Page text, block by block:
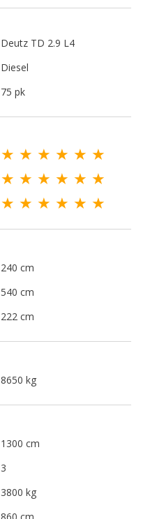
Deutz TD 2.9 L4
Diesel
75 pk
★ ★ ★ ★ ★ ★
★ ★ ★ ★ ★ ★
★ ★ ★ ★ ★ ★
240 cm
540 cm
222 cm
8650 kg
1300 cm
3
3800 kg